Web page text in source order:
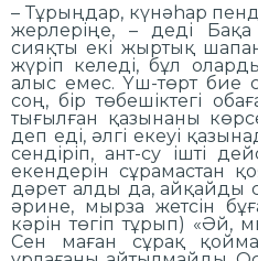
– Тұрыңдар, күнәһар
жерлеріңе, – деді
сияқты екі жыртық
жүріп келеді, бұл
алыс емес. Үш-төрт бие
соң, бір төбешіктегі
тығылған қазынаны
деп еді, әлгі екеуі
сендіріп, ант-су ішті
екендерін сұрамастан
дәрет алды да, айқайды
әрине, мырза жетсін
кәрін төгіп тұрып) «Әй,
Сен маған сұрақ